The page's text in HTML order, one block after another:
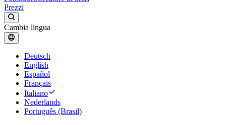
Prezzi
Cambia lingua
Deutsch
English
Español
Français
Italiano
Nederlands
Português (Brasil)